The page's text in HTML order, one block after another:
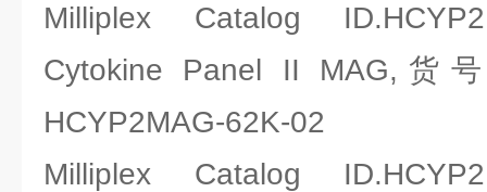
Milliplex Catalog
Cytokine Panel II MAG,货
HCYP2MAG-62K-02
Milliplex Catalog